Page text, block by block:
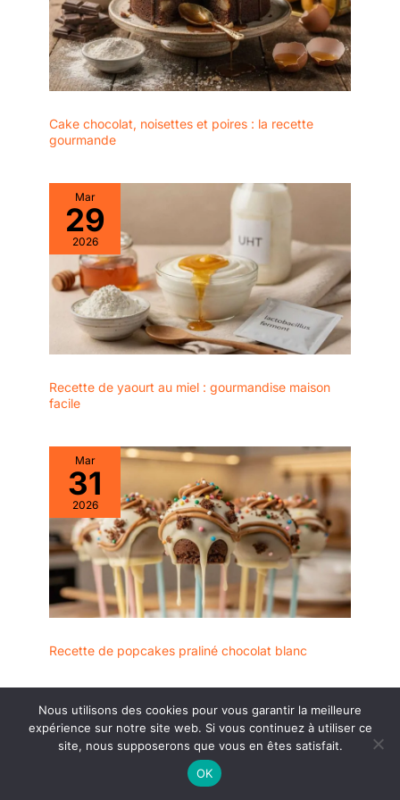
Cake chocolat, noisettes et poires : la recette
gourmande
Mar
29
2026
Recette de yaourt au miel : gourmandise maison
facile
Mar
31
2026
Recette de popcakes praliné chocolat blanc
Nous utilisons des cookies pour vous garantir la meilleure
expérience sur notre site web. Si vous continuez à utiliser ce
site, nous supposerons que vous en êtes satisfait.
OK